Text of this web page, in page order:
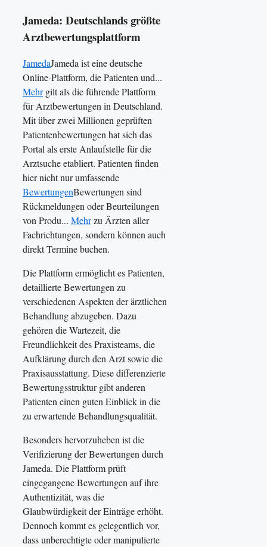
Jameda: Deutschlands größte
Arztbewertungsplattform
JamedaJameda ist eine deutsche
Online-Plattform, die Patienten und...
Mehrgilt als die führende Plattform
für Arztbewertungen in Deutschland.
Mit über zwei Millionen geprüften
Patientenbewertungen hat sich das
Portal als erste Anlaufstelle für die
Arztsuche etabliert. Patienten finden
hier nicht nur umfassende
BewertungenBewertungen sind
Rückmeldungen oder Beurteilungen
von Produ... Mehrzu Ärzten aller
Fachrichtungen, sondern können auch
direkt Termine buchen.
Die Plattform ermöglicht es Patienten,
detaillierte Bewertungen zu
verschiedenen Aspekten der ärztlichen
Behandlung abzugeben. Dazu
gehören die Wartezeit, die
Freundlichkeit des Praxisteams, die
Aufklärung durch den Arzt sowie die
Praxisausstattung. Diese differenzierte
Bewertungsstruktur gibt anderen
Patienten einen guten Einblick in die
zu erwartende Behandlungsqualität.
Besonders hervorzuheben ist die
Verifizierung der Bewertungen durch
Jameda. Die Plattform prüft
eingegangene Bewertungen auf ihre
Authentizität, was die
Glaubwürdigkeit der Einträge erhöht.
Dennoch kommt es gelegentlich vor,
dass unberechtigte oder manipulierte